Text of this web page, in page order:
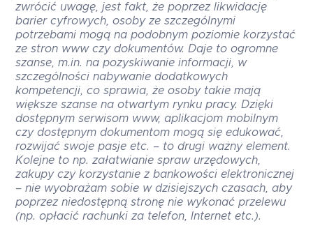
zwrócić uwagę, jest fakt, że poprzez likwidację
barier cyfrowych, osoby ze szczególnymi
potrzebami mogą na podobnym poziomie korzystać
ze stron www czy dokumentów. Daje to ogromne
szanse, m.in. na pozyskiwanie informacji, w
szczególności nabywanie dodatkowych
kompetencji, co sprawia, że osoby takie mają
większe szanse na otwartym rynku pracy. Dzięki
dostępnym serwisom www, aplikacjom mobilnym
czy dostępnym dokumentom mogą się edukować,
rozwijać swoje pasje etc. – to drugi ważny element.
Kolejne to np. załatwianie spraw urzędowych,
zakupy czy korzystanie z bankowości elektronicznej
– nie wyobrażam sobie w dzisiejszych czasach, aby
poprzez niedostępną stronę nie wykonać przelewu
(np. opłacić rachunki za telefon, Internet etc.).